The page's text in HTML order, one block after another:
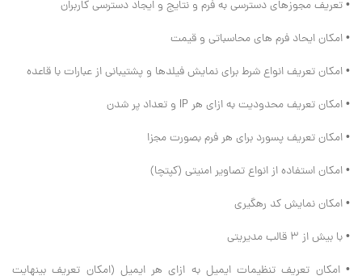
• تعریف مجوزهای دسترسی به فرم و نتایج و ایجاد دسترسی کاربران
• امکان ایحاد فرم های محاسباتی و قیمت
• امکان تعریف انواع شرط برای نمایش فیلدها و پشتیبانی از عبارات با قاعده
• امکان تعریف محدودیت به ازای هر IP و تعداد پر شدن
• امکان تعریف پسورد برای هر فرم بصورت مجزا
• امکان استفاده از انواع تصاویر امنیتی (کپتچا)
• امکان نمایش کد رهگیری
• با بیش از 3 قالب مدیریتی
• امکان تعریف تنظیمات ایمیل به ازای هر ایمیل (امکان تعریف بینهایت